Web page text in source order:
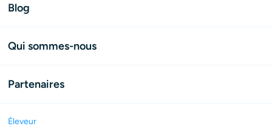
Blog
Qui sommes-nous
Partenaires
Éleveur